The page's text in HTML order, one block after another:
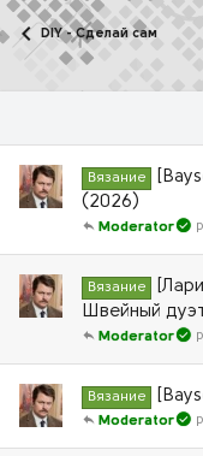
DIY - Сделай сам
Вязание
(2026)
Moderator
Вязание
Швейный
Moderator
Вязание
Moderator